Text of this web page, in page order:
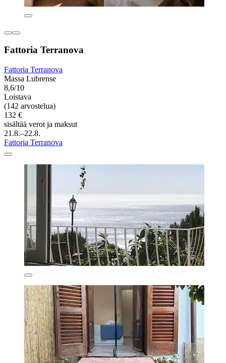
Fattoria Terranova
Fattoria Terranova
Massa Lubrense
8,6/10
Loistava
(142 arvostelua)
132 €
sisältää verot ja maksut
21.8.–22.8.
Fattoria Terranova